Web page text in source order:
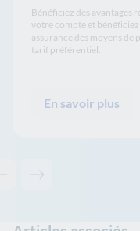
Bénéficiez des avantages
votre compte et bénéficiez
assurance des moyens de
tarif préférentiel.
En savoir plus
Contenu précédent - Les
Contenu suivant - Les